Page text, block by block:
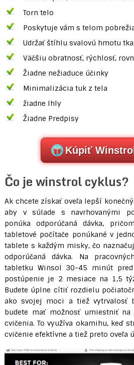
Torn telo
Poskytuje vám s telom
Udržať štíhlu svalovú hmotu
Väčšiu obratnosť, rýchlosť,
Žiadne nežiaduce účinky
Minimalizácia tuk z tela
žiadne Ihly
Žiadne Predpisy
Kúpiť
Čo je winstrol cyklus?
Ak chcete získať oveľa lepší
aby v súlade s navrhovanými
ponúka odporúčaná dávka,
tabletové počítače ponúkané v
tablete s každým misky, čo
odporúčaná dávka. Na
tabletku Winsol 30-45 minút
postúpenie je 2 mesiace na 1,5
Budete úplne cítiť rozdielu
ako svojej moci a tiež vytrvalosť
budete mať možnosť umiestniť
cvičenia. To využíva okamihu, keď
cvičenie efektívne a tiež preto oveľa